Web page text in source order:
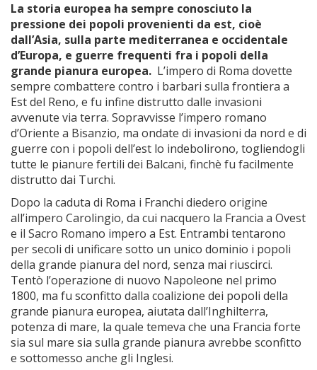
La storia europea ha sempre conosciuto la
pressione dei popoli provenienti da est, cioè
dall’Asia, sulla parte mediterranea e occidentale
d’Europa, e guerre frequenti fra i popoli della
grande pianura europea. L’impero di Roma dovette
sempre combattere contro i barbari sulla frontiera a
Est del Reno, e fu infine distrutto dalle invasioni
avvenute via terra. Sopravvisse l’impero romano
d’Oriente a Bisanzio, ma ondate di invasioni da nord e di
guerre con i popoli dell’est lo indebolirono, togliendogli
tutte le pianure fertili dei Balcani, finchè fu facilmente
distrutto dai Turchi.
Dopo la caduta di Roma i Franchi diedero origine
all’impero Carolingio, da cui nacquero la Francia a Ovest
e il Sacro Romano impero a Est. Entrambi tentarono
per secoli di unificare sotto un unico dominio i popoli
della grande pianura del nord, senza mai riuscirci.
Tentò l’operazione di nuovo Napoleone nel primo
1800, ma fu sconfitto dalla coalizione dei popoli della
grande pianura europea, aiutata dall’Inghilterra,
potenza di mare, la quale temeva che una Francia forte
sia sul mare sia sulla grande pianura avrebbe sconfitto
e sottomesso anche gli Inglesi.